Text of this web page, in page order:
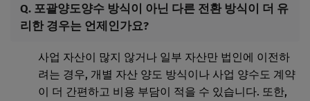
Q. 포괄양도양수 방식이 아닌 다른 전환 방식이 더 유
리한 경우는 언제인가요?
사업 자산이 많지 않거나 일부 자산만 법인에 이전하
려는 경우, 개별 자산 양도 방식이나 사업 양수도 계약
이 더 간편하고 비용 부담이 적을 수 있습니다. 또한,